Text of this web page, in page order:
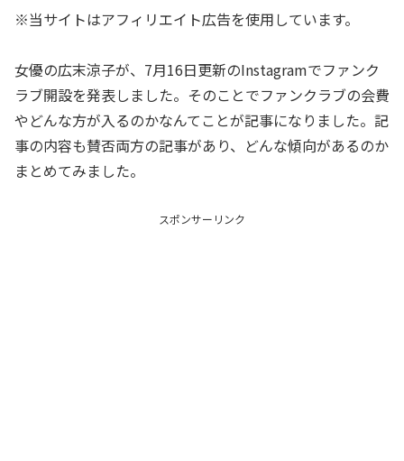
※当サイトはアフィリエイト広告を使用しています。
女優の広末涼子が、7月16日更新のInstagramでファンク
ラブ開設を発表しました。そのことでファンクラブの会費
やどんな方が入るのかなんてことが記事になりました。記
事の内容も賛否両方の記事があり、どんな傾向があるのか
まとめてみました。
スポンサーリンク